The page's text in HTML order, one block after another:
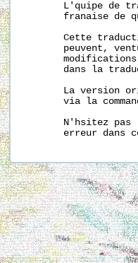
L'quipe de
franaise de
Cette
peuvent,
dans la
La version
via la
N'hsitez pas